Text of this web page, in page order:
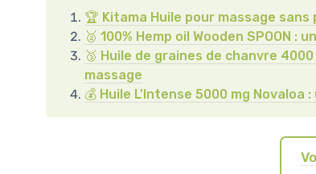
🏆 Kitama Huile pour massage
🥈 100% Hemp oil Wooden SPOON
🥉 Huile de graines de chanvre
massage
💰 Huile L'Intense 5000 mg